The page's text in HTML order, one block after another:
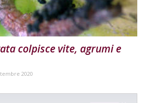
colpisce vite, agrumi e
2020